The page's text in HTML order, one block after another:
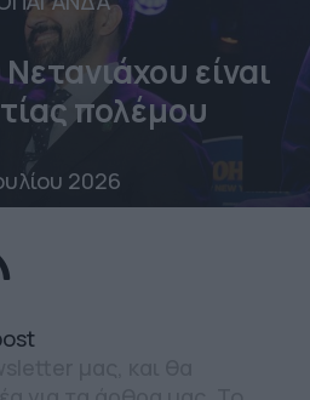
είναι
πολέμου
2026